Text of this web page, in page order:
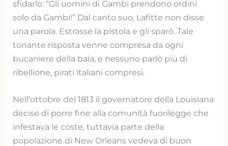
sfidarlo: “Gli uomini di Gambi prendono ordini
solo da Gambi!” Dal canto suo, Lafitte non disse
una parola. Estrasse la pistola e gli sparò. Tale
tonante risposta venne compresa da ogni
bucaniere della baia, e nessuno parlò più di
ribellione, pirati italiani compresi.
Nell’ottobre del 1813 il governatore della Louisiana
decise di porre fine alla comunità fuorilegge che
infestava le coste, tuttavia parte della
popolazione di New Orleans vedeva di buon